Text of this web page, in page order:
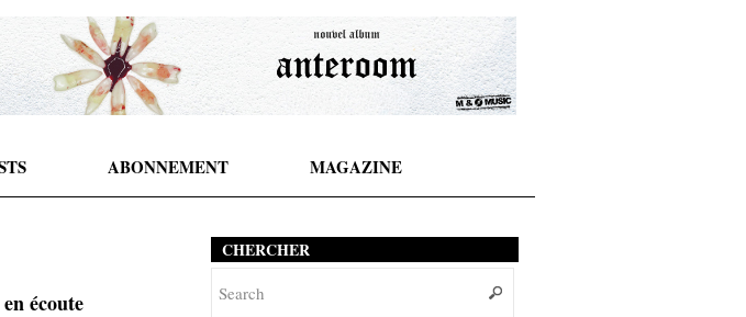
ABONNEMENT MAGAZINE
écoute
CHERCHER